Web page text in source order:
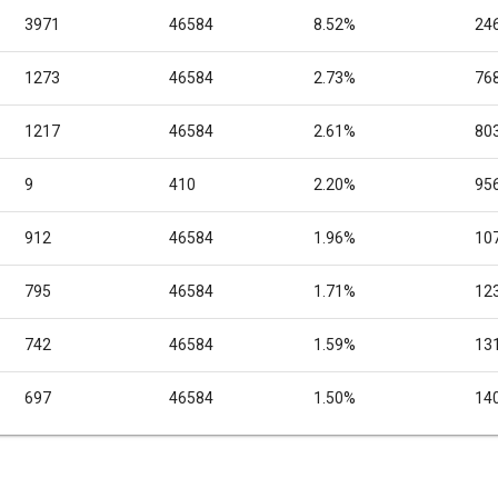
3971 46584 8.52%
1273 46584 2.73%
1217 46584 2.61%
9 410 2.20%
912 46584 1.96%
795 46584 1.71%
742 46584 1.59%
697 46584 1.50%